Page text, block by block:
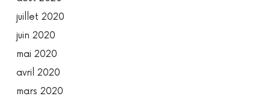
juillet 2020
juin 2020
mai 2020
avril 2020
mars 2020